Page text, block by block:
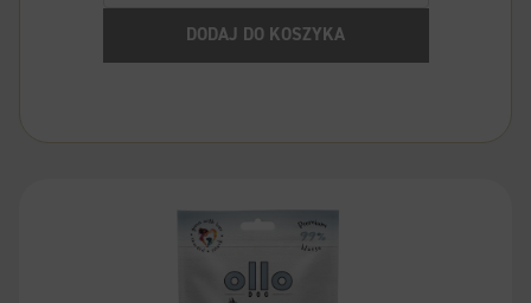
DODAJ DO KOSZYKA